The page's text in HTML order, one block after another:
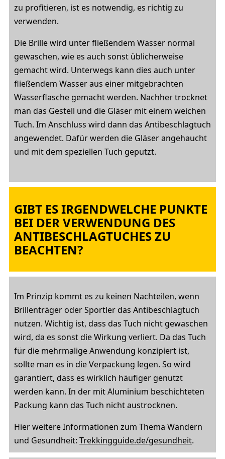
zu profitieren, ist es notwendig, es richtig zu
verwenden.
Die Brille wird unter fließendem Wasser normal
gewaschen, wie es auch sonst üblicherweise
gemacht wird. Unterwegs kann dies auch unter
fließendem Wasser aus einer mitgebrachten
Wasserflasche gemacht werden. Nachher trocknet
man das Gestell und die Gläser mit einem weichen
Tuch. Im Anschluss wird dann das Antibeschlagtuch
angewendet. Dafür werden die Gläser angehaucht
und mit dem speziellen Tuch geputzt.
GIBT ES IRGENDWELCHE PUNKTE
BEI DER VERWENDUNG DES
ANTIBESCHLAGTUCHES ZU
BEACHTEN?
Im Prinzip kommt es zu keinen Nachteilen, wenn
Brillenträger oder Sportler das Antibeschlagtuch
nutzen. Wichtig ist, dass das Tuch nicht gewaschen
wird, da es sonst die Wirkung verliert. Da das Tuch
für die mehrmalige Anwendung konzipiert ist,
sollte man es in die Verpackung legen. So wird
garantiert, dass es wirklich häufiger genutzt
werden kann. In der mit Aluminium beschichteten
Packung kann das Tuch nicht austrocknen.
Hier weitere Informationen zum Thema Wandern
und Gesundheit: Trekkingguide.de/gesundheit.